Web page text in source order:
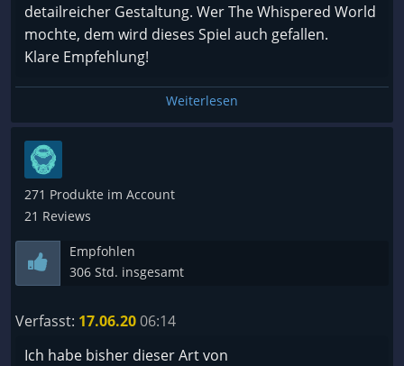
detailreicher Gestaltung. Wer The Whispered World
mochte, dem wird dieses Spiel auch gefallen.
Klare Empfehlung!
Weiterlesen
271 Produkte im Account
21 Reviews
Empfohlen
306 Std. insgesamt
Verfasst: 17.06.2006:14
Ich habe bisher dieser Art von